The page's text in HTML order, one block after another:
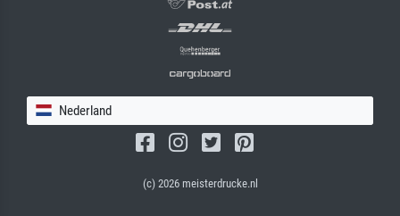
Nederland
(c) 2026 meisterdrucke.nl